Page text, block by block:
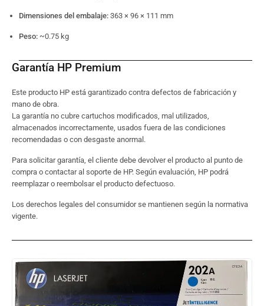
Dimensiones del embalaje: 363 × 96 × 111 mm
Peso: ~0.75 kg
Garantía HP Premium
Este producto HP está garantizado contra defectos de fabricación y
mano de obra.
La garantía no cubre cartuchos modificados, mal utilizados,
almacenados incorrectamente, usados fuera de las condiciones
recomendadas o con desgaste anormal.
Para solicitar garantía, el cliente debe devolver el producto al punto de
compra o contactar al soporte de HP. Según evaluación, HP podrá
reemplazar o reembolsar el producto defectuoso.
Los derechos legales del consumidor se mantienen según la normativa
vigente.